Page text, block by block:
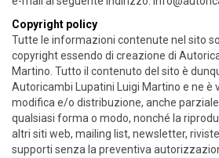
Copyright policy
Tutte le informazioni contenute nel sito
copyright essendo di creazione di
Martino. Tutto il contenuto del sito è
Autoricambi Lupatini Luigi Martino e ne è
modifica e/o distribuzione, anche
qualsiasi forma o modo, nonché la
altri siti web, mailing list, newsletter,
supporti senza la preventiva